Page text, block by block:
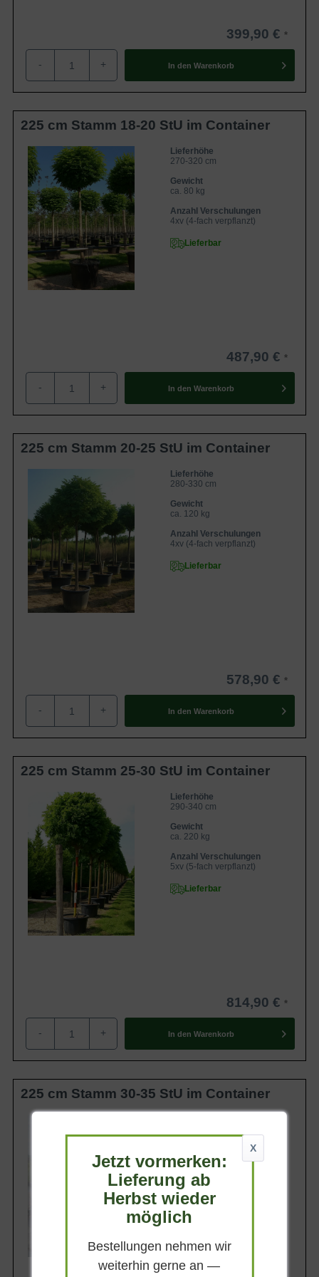
399,90 €
- + In den Warenkorb
225 cm Stamm 18-20 StU im Container
Lieferhöhe
270-320 cm
Gewicht
ca. 80 kg
Anzahl Verschulungen
4xv (4-fach verpflanzt)
Lieferbar
487,90 €
- + In den Warenkorb
225 cm Stamm 20-25 StU im Container
Lieferhöhe
280-330 cm
Gewicht
ca. 120 kg
Anzahl Verschulungen
4xv (4-fach verpflanzt)
Lieferbar
578,90 €
- + In den Warenkorb
225 cm Stamm 25-30 StU im Container
Lieferhöhe
290-340 cm
Gewicht
ca. 220 kg
Anzahl Verschulungen
5xv (5-fach verpflanzt)
Lieferbar
814,90 €
- + In den Warenkorb
225 cm Stamm 30-35 StU im Container
ca. 400 kg
Anzahl Verschulungen
5xv (5-fach verpflanzt)
Lieferbar
X
Jetzt vormerken:
Lieferung ab
Herbst wieder
möglich
Bestellungen nehmen wir
weiterhin gerne an —